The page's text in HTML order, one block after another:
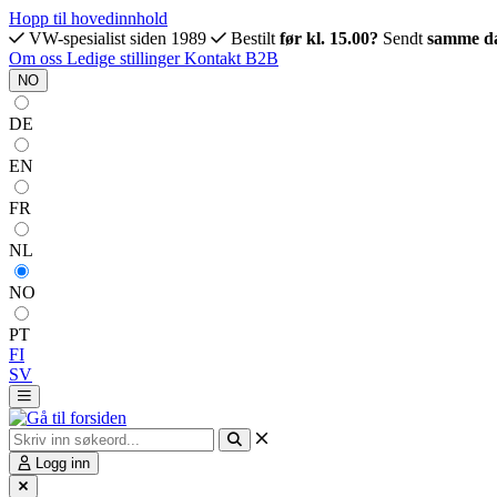
Hopp til hovedinnhold
VW-spesialist siden 1989
Bestilt før kl. 15.00? Sendt samme
Om oss Ledige stillingerKontakt B2B
NO
DE
EN
FR
NL
NO
PT
FI
SV
Logg inn